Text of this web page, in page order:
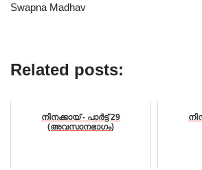
Swapna Madhav
Related posts:
നിനക്കായ് - പാർട്ട്‌ 29
(അവസാനഭാഗം)